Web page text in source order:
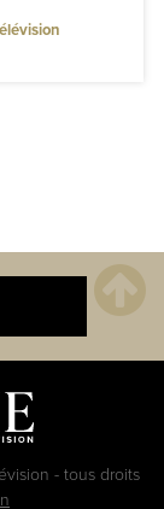
- tous droits